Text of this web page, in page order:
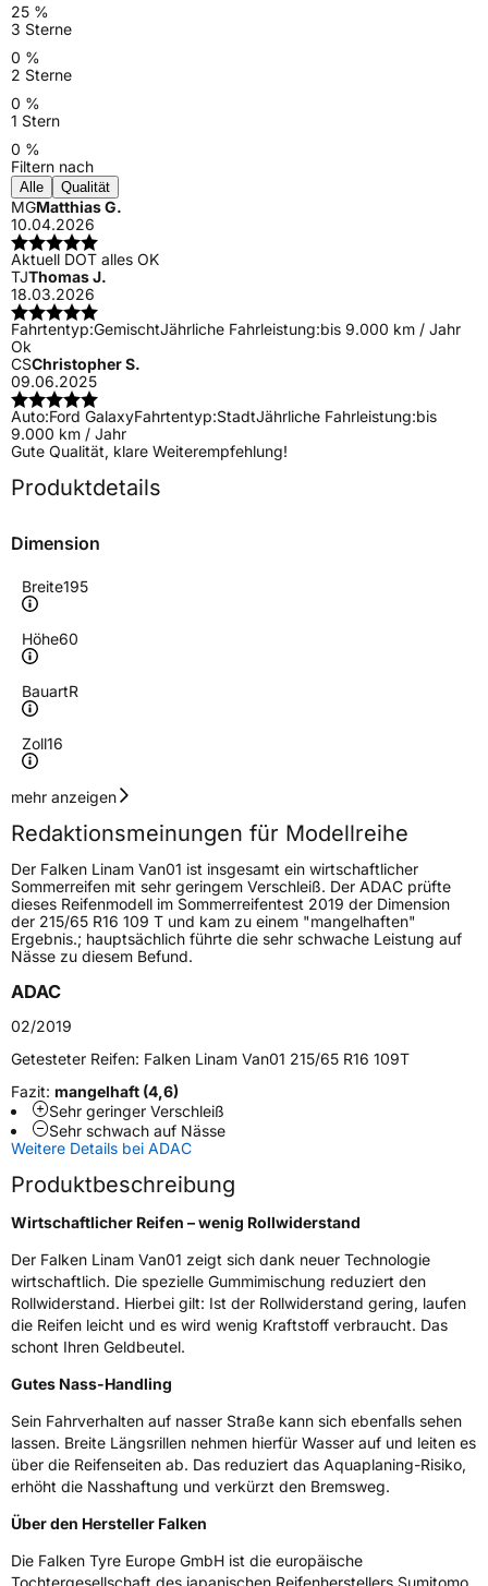
25 %
3 Sterne
0 %
2 Sterne
0 %
1 Stern
0 %
Filtern nach
Alle Qualität
MGMatthias G.
10.04.2026
Aktuell DOT alles OK
TJThomas J.
18.03.2026
Fahrtentyp:GemischtJährliche Fahrleistung:bis 9.000 km / Jahr
Ok
CSChristopher S.
09.06.2025
Auto:Ford GalaxyFahrtentyp:StadtJährliche Fahrleistung:bis
9.000 km / Jahr
Gute Qualität, klare Weiterempfehlung!
Produktdetails
Dimension
Breite195
Höhe60
BauartR
Zoll16
Geschwindigkeitsindex
Höchstgeschwindigkeit
210 km/h
Lastindex99/97
Höchstlast775/730 kg
Gewicht (in kg)12,311 kg
FahrzeugtypTransporter
VerwendungSommerreifen
ModellnameLinam Van 01
Fahrzeugart
Transporter
Weitere Eigenschaften
Schlauchtyp TL
ZustandNeureifen
C-ReifenJa
EU Label
EffizienzC
mehr anzeigen
Redaktionsmeinungen für Modellreihe
Der Falken Linam Van01 ist insgesamt ein wirtschaftlicher
Sommerreifen mit sehr geringem Verschleiß. Der ADAC prüfte
dieses Reifenmodell im Sommerreifentest 2019 der Dimension
der 215/65 R16 109 T und kam zu einem "mangelhaften"
Ergebnis.; hauptsächlich führte die sehr schwache Leistung auf
Nässe zu diesem Befund.
ADAC
02/2019
Getesteter Reifen: Falken Linam Van01 215/65 R16 109T
Fazit: mangelhaft (4,6)
Sehr geringer Verschleiß
Sehr schwach auf Nässe
Weitere Details bei ADAC
Produktbeschreibung
Wirtschaftlicher Reifen – wenig Rollwiderstand
Der Falken Linam Van01 zeigt sich dank neuer Technologie
wirtschaftlich. Die spezielle Gummimischung reduziert den
Rollwiderstand. Hierbei gilt: Ist der Rollwiderstand gering, laufen
die Reifen leicht und es wird wenig Kraftstoff verbraucht. Das
schont Ihren Geldbeutel.
Gutes Nass-Handling
Sein Fahrverhalten auf nasser Straße kann sich ebenfalls sehen
lassen. Breite Längsrillen nehmen hierfür Wasser auf und leiten es
über die Reifenseiten ab. Das reduziert das Aquaplaning-Risiko,
erhöht die Nasshaftung und verkürzt den Bremsweg.
Über den Hersteller Falken
Die Falken Tyre Europe GmbH ist die europäische